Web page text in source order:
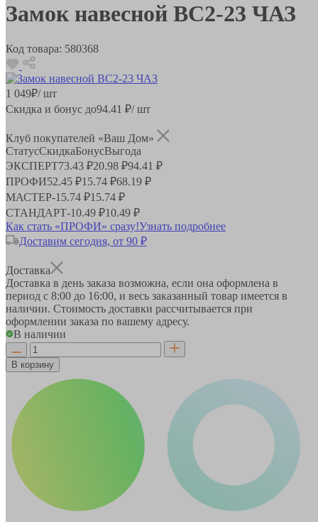
Замок навесной ВС2-23 ЧАЗ
Код товара: 580368
1 049₽/ шт
Скидка и бонус до94.41 ₽/ шт
Клуб покупателей «Ваш Дом»
СтатусСкидкаБонусВыгода
ЭКСПЕРТ73.43 ₽20.98 ₽94.41 ₽
ПРОФИ52.45 ₽15.74 ₽68.19 ₽
МАСТЕР-15.74 ₽15.74 ₽
СТАНДАРТ-10.49 ₽10.49 ₽
Как стать «ПРОФИ» сразу!Узнать подробнее
Доставим сегодня, от 90 ₽
Доставка
Доставка в день заказа возможна, если она оформлена в
период с 8:00 до 16:00, и весь заказанный товар имеется в
наличии. Стоимость доставки рассчитывается при
оформлении заказа по вашему адресу.
В наличии
В корзину